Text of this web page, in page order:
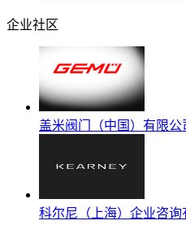
企业社区
盖米阀门（中国）有限公
科尔尼（上海）企业咨询